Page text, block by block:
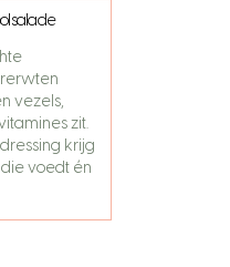
vezels,
zit.
krijg
voedt én